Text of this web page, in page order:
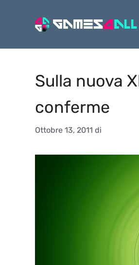
Sulla nuova
conferme
Ottobre 13, 2011 di